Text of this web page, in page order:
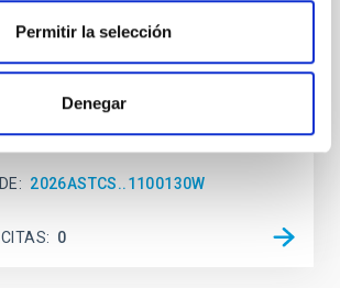
Permitir la selección
Denegar
publicación: 6 2026
2026ASTCS..1100130W
0